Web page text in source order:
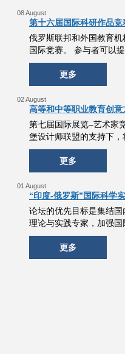
08 August
第十六届国际科研作品
俄罗斯联邦和外国教育
国际竞赛。 参与者可以
更多
02 August
高等和中等职业教育创
第七届国际展览–艺术家
堡设计师联盟的支持下
更多
01 August
“印度-俄罗斯”国际科学
论坛的优先目标是集结
理论与实践专家，加强
更多